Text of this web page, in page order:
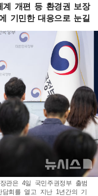
계 개편 등 환경권 보장
기민한 대응으로 눈길
관은 4일 국민주권정부 출범
회를 열고 지난 1년간의 기